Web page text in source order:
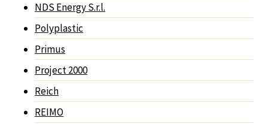
NDS Energy S.r.l.
Polyplastic
Primus
Project 2000
Reich
REIMO